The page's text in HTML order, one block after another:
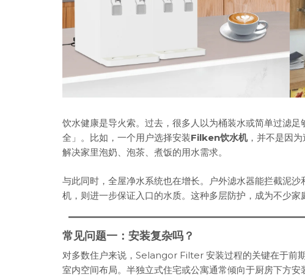
饮水健康是导火索。过去，很多人以为桶装水或简单过滤
全」。比如，一个用户选择安装Filken饮水机，并不是因为
解决家里泡奶、泡茶、煮饭的用水需求。
与此同时，全屋净水系统也在增长。户外滤水器能拦截泥
机，则进一步保证入口的水质。这种多层防护，成为不少家
常见问题一：安装复杂吗？
对多数住户来说，Selangor Filter 安装过程的关键在于前
室内空间布局。半独立式住宅或公寓通常倾向于厨房下方